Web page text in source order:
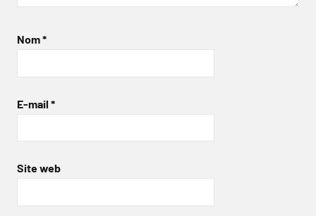
Nom*
E-mail *
Site web